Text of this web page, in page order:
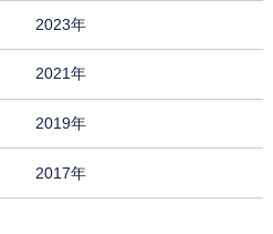
2023年
2021年
2019年
2017年